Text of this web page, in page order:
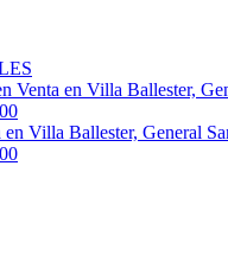
en Villa Ballester, General